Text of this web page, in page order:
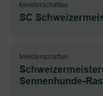
Meisterschaften
SC
Meisterschaften
Sennenhunde-